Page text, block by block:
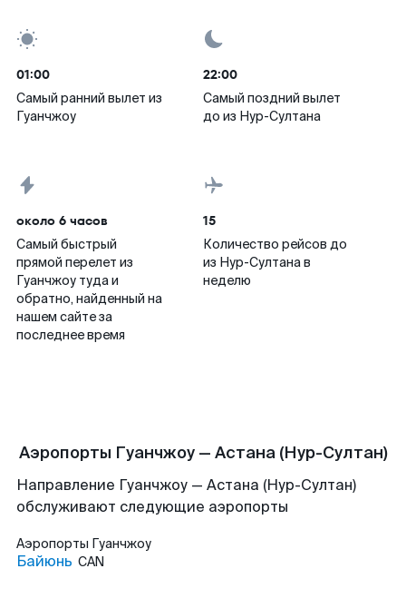
01:00
Самый ранний вылет из
Гуанчжоу
22:00
Самый поздний вылет
до из Нур-Султана
около 6 часов
Самый быстрый
прямой перелет из
Гуанчжоу туда и
обратно, найденный на
нашем сайте за
последнее время
15
Количество рейсов до
из Нур-Султана в
неделю
Аэропорты Гуанчжоу — Астана (Нур-Султан)
Направление Гуанчжоу — Астана (Нур-Султан)
обслуживают следующие аэропорты
Аэропорты Гуанчжоу
Байюнь CAN